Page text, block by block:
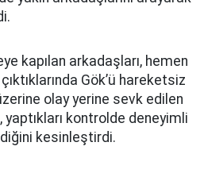
kapılan arkadaşları, hemen
Gök’ü hareketsiz
olay yerine sevk edilen
yaptıkları kontrolde deneyimli
kesinleştirdi.